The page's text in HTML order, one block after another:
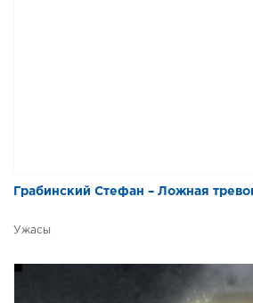
Грабинский Стефан – Ложная
Ужасы